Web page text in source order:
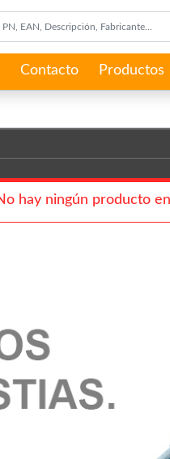
Contacto Productos
hay ningún producto